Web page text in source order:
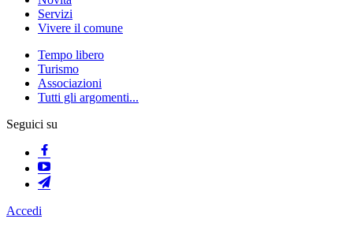
Servizi
Vivere il comune
Tempo libero
Turismo
Associazioni
Tutti gli argomenti...
Seguici su
Accedi